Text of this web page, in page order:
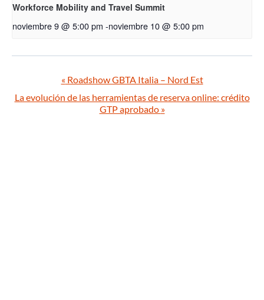
Workforce Mobility and Travel Summit
noviembre 9 @ 5:00 pm -noviembre 10 @ 5:00 pm
« Roadshow GBTA Italia – Nord Est
La evolución de las herramientas de reserva online: crédito
GTP aprobado »